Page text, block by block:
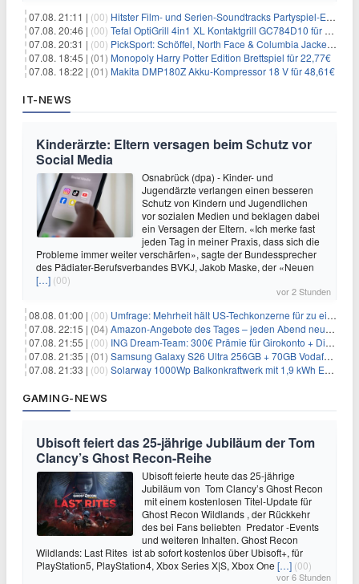
07.08. 21:11 | (00) Hitster Film- und Serien-Soundtracks Partyspiel-Erweiterung für 6,99€
07.08. 20:46 | (00) Tefal OptiGrill 4in1 XL Kontaktgrill GC784D10 für 239,99€
07.08. 20:31 | (00) PickSport: Schöffel, North Face & Columbia Jacken ab 39,60€
07.08. 18:45 | (01) Monopoly Harry Potter Edition Brettspiel für 22,77€
07.08. 18:22 | (01) Makita DMP180Z Akku-Kompressor 18 V für 48,61€
IT-NEWS
Kinderärzte: Eltern versagen beim Schutz vor
Social Media
Osnabrück (dpa) - Kinder- und
Jugendärzte verlangen einen besseren
Schutz von Kindern und Jugendlichen
vor sozialen Medien und beklagen dabei
ein Versagen der Eltern. «Ich merke fast
jeden Tag in meiner Praxis, dass sich die
Probleme immer weiter verschärfen», sagte der Bundessprecher
des Pädiater-Berufsverbandes BVKJ, Jakob Maske, der «Neuen
[…] (00)
vor 2 Stunden
08.08. 01:00 | (00) Umfrage: Mehrheit hält US-Techkonzerne für zu einflussreich
07.08. 22:15 | (04) Amazon-Angebote des Tages – jeden Abend neue Deals zum Stöbern
07.08. 21:55 | (00) ING Dream-Team: 300€ Prämie für Girokonto + Direkt-Depot
07.08. 21:35 | (01) Samsung Galaxy S26 Ultra 256GB + 70GB Vodafone-Netz für 34,99€/Monat (effektiv 4,74€/Monat)
07.08. 21:33 | (00) Solarway 1000Wp Balkonkraftwerk mit 1,9 kWh EcoFlow-Speicher für 719€ + 30€ Filial-Gutschein
GAMING-NEWS
Ubisoft feiert das 25-jährige Jubiläum der Tom
Clancy’s Ghost Recon-Reihe
Ubisoft feierte heute das 25-jährige
Jubiläum von Tom Clancy’s Ghost Recon
mit einem kostenlosen Titel-Update für
Ghost Recon Wildlands , der Rückkehr
des bei Fans beliebten Predator -Events
und weiteren Inhalten. Ghost Recon
Wildlands: Last Rites ist ab sofort kostenlos über Ubisoft+, für
PlayStation5, PlayStation4, Xbox Series X|S, Xbox One […] (00)
vor 6 Stunden